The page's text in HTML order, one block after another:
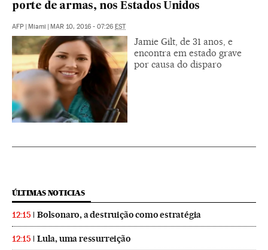
porte de armas, nos Estados Unidos
AFP | Miami | MAR 10, 2016 - 07:26 EST
Jamie Gilt, de 31 anos, e
encontra em estado grave
por causa do disparo
ÚLTIMAS NOTICIAS
12:15 Bolsonaro, a destruição como estratégia
12:15 Lula, uma ressurreição